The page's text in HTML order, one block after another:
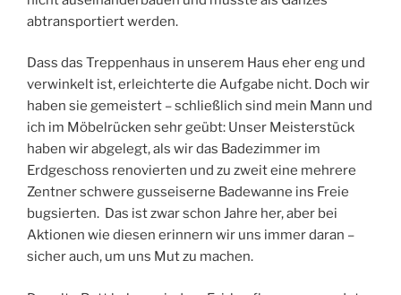
abtransportiert werden.
Dass das Treppenhaus in unserem Haus eher eng und
verwinkelt ist, erleichterte die Aufgabe nicht. Doch wir
haben sie gemeistert – schließlich sind mein Mann und
ich im Möbelrücken sehr geübt: Unser Meisterstück
haben wir abgelegt, als wir das Badezimmer im
Erdgeschoss renovierten und zu zweit eine mehrere
Zentner schwere gusseiserne Badewanne ins Freie
bugsierten. Das ist zwar schon Jahre her, aber bei
Aktionen wie diesen erinnern wir uns immer daran –
sicher auch, um uns Mut zu machen.